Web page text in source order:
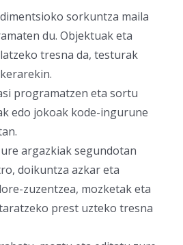
sorkuntza maila
du. Objektuak eta
tresna da, testurak
programatzen eta sortu
edo jokoak kode-ingurune
argazkiak segundotan
doikuntza azkar eta
zuzentzea, mozketak eta
prest uzteko tresna